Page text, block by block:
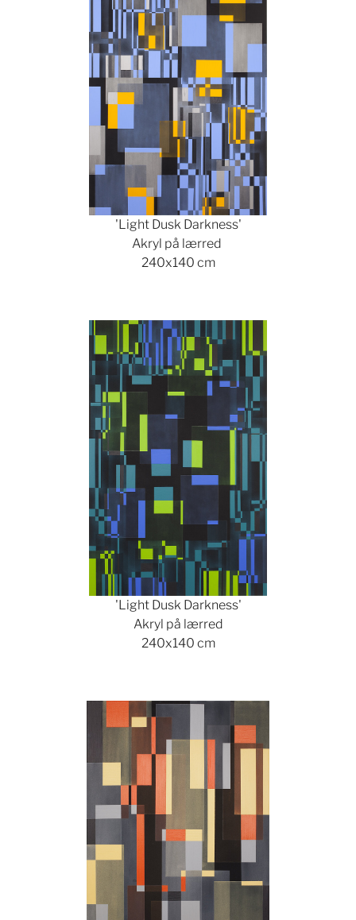
'Light Dusk Darkness'
Akryl på lærred
240x140 cm
'Light Dusk Darkness'
Akryl på lærred
240x140 cm
Show larger version